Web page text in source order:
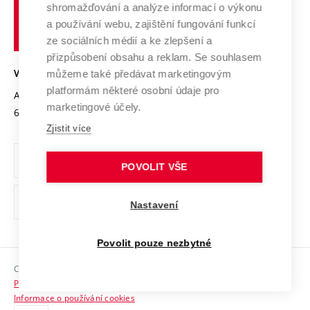
Transfer znalostí
Open Science
Projekty
Projekty ze strukturálních fondů
Specifický výzkum
Služby univerzity
Mezinárodní dohody
Univerzitní sítě
Udržitelná univerzita
Podnikavá univerzita / ContriBUTe
Bezpečná univerzita
Vyznamenání
Organizační struktura
Ochrana osobních údajů
odkaz)
Sociální bezpečí
HR Award
učení
technické
VYSOKÉ UČENÍ TECHNICKÉ V BRNĚ
Antonínská 548/1
602 00 Brno
www.vut.cz
vut@vutbr.cz
Copyright © 2026 VUT
Prohlášení o přístupnosti
Informace o používání cookies
shromažďování a analýze informací o výkonu
a používání webu, zajištění fungování funkcí
ze sociálních médií a ke zlepšení a
přizpůsobení obsahu a reklam. Se souhlasem
můžeme také předávat marketingovým
platformám některé osobní údaje pro
marketingové účely.
Zjistit více
POVOLIT VŠE
Nastavení
Povolit pouze nezbytné